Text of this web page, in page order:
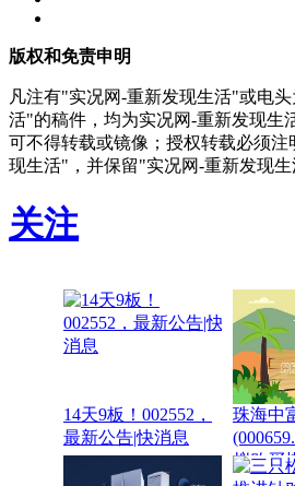
版权和免责申明
凡注有"实况网-重新发现生活"或电
活"的稿件，均为实况网-重新发现生
可不得转载或镜像；授权转载必须
现生活"，并保留"实况网-重新发现生
关注
14天9板！002552，
最新公告|快消息
珠海中
拟购买